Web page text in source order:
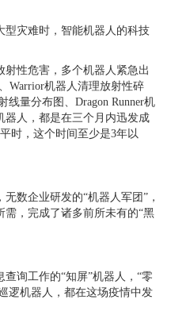
型灾难时，智能机器人的科技
射性危害，多个机器人紧急出
Warrior机器人清理放射性碎
线量分布图、Dragon Runner机
器人，都是在三个月内迅发成
时，这个时间至少是3年以
数企业研发的“机器人军团”，
，完成了诸多前所未有的“黑
询工作的“知屏”机器人，“零
逻机器人，都在这场疫情中发